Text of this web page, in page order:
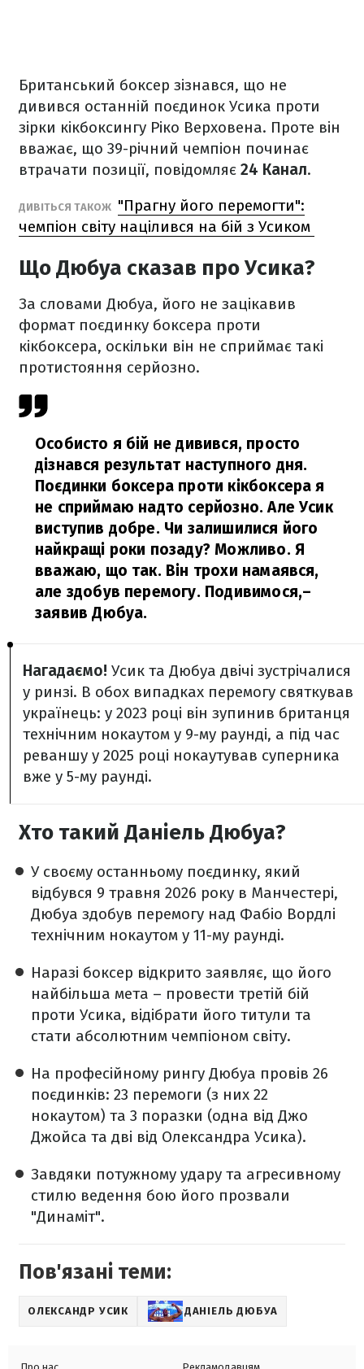
Британський боксер зізнався, що не
дивився останній поєдинок Усика проти
зірки кікбоксингу Ріко Верховена. Проте він
вважає, що 39-річний чемпіон починає
втрачати позиції, повідомляє 24 Канал.
ДИВІТЬСЯ ТАКОЖ "Прагну його перемогти":
чемпіон світу націлився на бій з Усиком
Що Дюбуа сказав про Усика?
За словами Дюбуа, його не зацікавив
формат поєдинку боксера проти
кікбоксера, оскільки він не сприймає такі
протистояння серйозно.
Особисто я бій не дивився, просто
дізнався результат наступного дня.
Поєдинки боксера проти кікбоксера я
не сприймаю надто серйозно. Але Усик
виступив добре. Чи залишилися його
найкращі роки позаду? Можливо. Я
вважаю, що так. Він трохи намаявся,
але здобув перемогу. Подивимося,–
заявив Дюбуа.
Нагадаємо! Усик та Дюбуа двічі зустрічалися
у ринзі. В обох випадках перемогу святкував
українець: у 2023 році він зупинив британця
технічним нокаутом у 9-му раунді, а під час
реваншу у 2025 році нокаутував суперника
вже у 5-му раунді.
Хто такий Даніель Дюбуа?
У своєму останньому поєдинку, який
відбувся 9 травня 2026 року в Манчестері,
Дюбуа здобув перемогу над Фабіо Вордлі
технічним нокаутом у 11-му раунді.
Наразі боксер відкрито заявляє, що його
найбільша мета – провести третій бій
проти Усика, відібрати його титули та
стати абсолютним чемпіоном світу.
На професійному рингу Дюбуа провів 26
поєдинків: 23 перемоги (з них 22
нокаутом) та 3 поразки (одна від Джо
Джойса та дві від Олександра Усика).
Завдяки потужному удару та агресивному
стилю ведення бою його прозвали
"Динаміт".
Пов'язані теми:
ОЛЕКСАНДР УСИК ДАНІЕЛЬ ДЮБУА